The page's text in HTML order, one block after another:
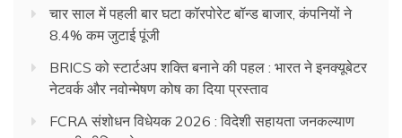
चार साल में पहली बार घटा कॉरपोरेट बॉन्ड बाजार, कंपनियों ने
8.4% कम जुटाई पूंजी
BRICS को स्टार्टअप शक्ति बनाने की पहल : भारत ने इनक्यूबेटर
नेटवर्क और नवोन्मेषण कोष का दिया प्रस्ताव
FCRA संशोधन विधेयक 2026 : विदेशी सहायता जनकल्याण